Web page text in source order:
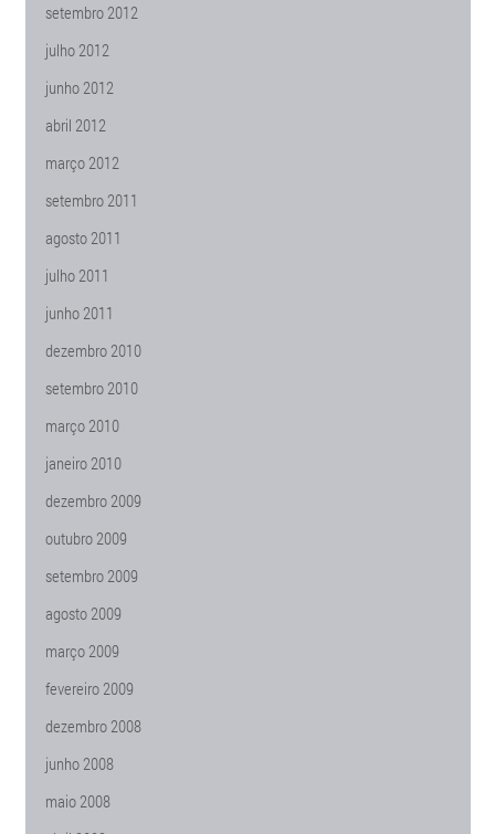
setembro 2012
julho 2012
junho 2012
abril 2012
março 2012
setembro 2011
agosto 2011
julho 2011
junho 2011
dezembro 2010
setembro 2010
março 2010
janeiro 2010
dezembro 2009
outubro 2009
setembro 2009
agosto 2009
março 2009
fevereiro 2009
dezembro 2008
junho 2008
maio 2008